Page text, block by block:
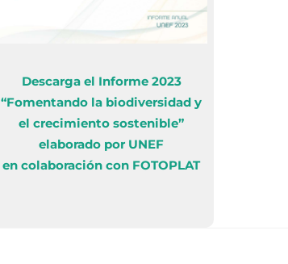
Descarga el Informe 2023
“Fomentando la biodiversidad y
el crecimiento sostenible”
elaborado por UNEF
en colaboración con FOTOPLAT